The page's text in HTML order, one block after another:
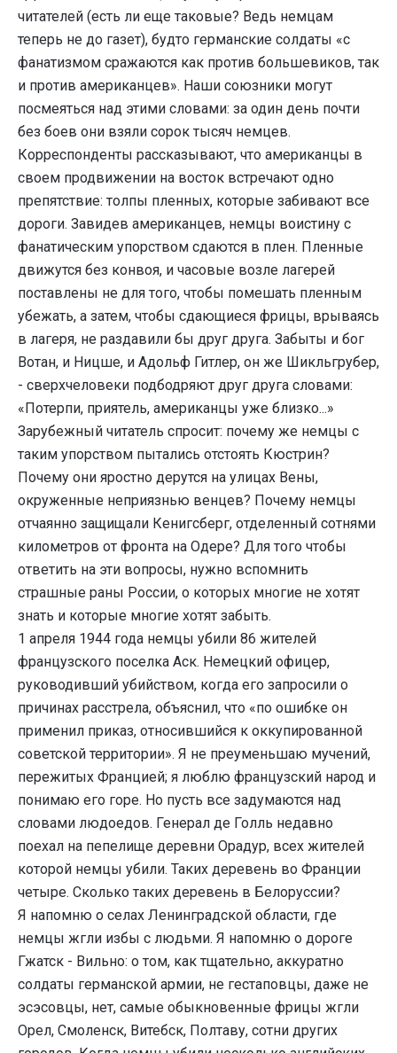
читателей (есть ли еще таковые? Ведь немцам
теперь не до газет), будто германские солдаты «с
фанатизмом сражаются как против большевиков, так
и против американцев». Наши союзники могут
посмеяться над этими словами: за один день почти
без боев они взяли сорок тысяч немцев.
Корреспонденты рассказывают, что американцы в
своем продвижении на восток встречают одно
препятствие: толпы пленных, которые забивают все
дороги. Завидев американцев, немцы воистину с
фанатическим упорством сдаются в плен. Пленные
движутся без конвоя, и часовые возле лагерей
поставлены не для того, чтобы помешать пленным
убежать, а затем, чтобы сдающиеся фрицы, врываясь
в лагеря, не раздавили бы друг друга. Забыты и бог
Вотан, и Ницше, и Адольф Гитлер, он же Шикльгрубер,
- сверхчеловеки подбодряют друг друга словами:
«Потерпи, приятель, американцы уже близко...»
Зарубежный читатель спросит: почему же немцы с
таким упорством пытались отстоять Кюстрин?
Почему они яростно дерутся на улицах Вены,
окруженные неприязнью венцев? Почему немцы
отчаянно защищали Кенигсберг, отделенный сотнями
километров от фронта на Одере? Для того чтобы
ответить на эти вопросы, нужно вспомнить
страшные раны России, о которых многие не хотят
знать и которые многие хотят забыть.
1 апреля 1944 года немцы убили 86 жителей
французского поселка Аск. Немецкий офицер,
руководивший убийством, когда его запросили о
причинах расстрела, объяснил, что «по ошибке он
применил приказ, относившийся к оккупированной
советской территории». Я не преуменьшаю мучений,
пережитых Францией; я люблю французский народ и
понимаю его горе. Но пусть все задумаются над
словами людоедов. Генерал де Голль недавно
поехал на пепелище деревни Орадур, всех жителей
которой немцы убили. Таких деревень во Франции
четыре. Сколько таких деревень в Белоруссии?
Я напомню о селах Ленинградской области, где
немцы жгли избы с людьми. Я напомню о дороге
Гжатск - Вильно: о том, как тщательно, аккуратно
солдаты германской армии, не гестаповцы, даже не
эсэсовцы, нет, самые обыкновенные фрицы жгли
Орел, Смоленск, Витебск, Полтаву, сотни других